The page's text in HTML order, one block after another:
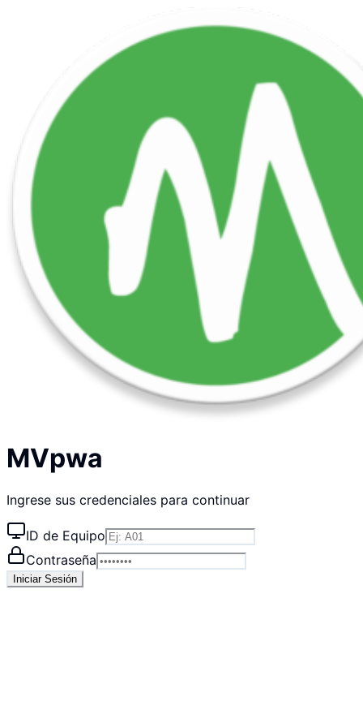
MVpwa
Ingrese sus credenciales para continuar
ID de Equipo
Contraseña
Iniciar Sesión